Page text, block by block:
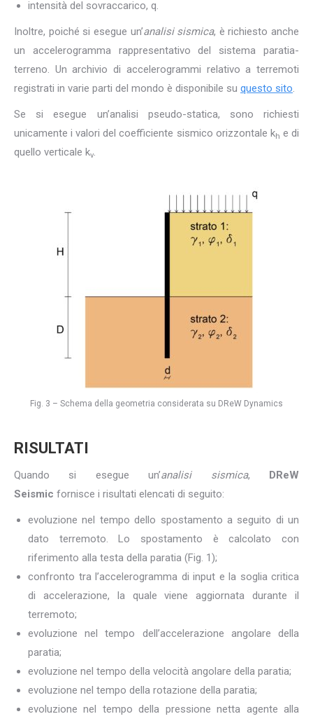
intensità del sovraccarico, q.
Inoltre, poiché si esegue un’analisi sismica, è richiesto anche
un accelerogramma rappresentativo del sistema paratia-
terreno. Un archivio di accelerogrammi relativo a terremoti
registrati in varie parti del mondo è disponibile su questo sito.
Se si esegue un’analisi pseudo-statica, sono richiesti
unicamente i valori del coefficiente sismico orizzontale kh e di
quello verticale kv.
Fig. 3 – Schema della geometria considerata su DReW Dynamics
RISULTATI
Quando si esegue un’analisi sismica, DReW
Seismic fornisce i risultati elencati di seguito:
evoluzione nel tempo dello spostamento a seguito di un
dato terremoto. Lo spostamento è calcolato con
riferimento alla testa della paratia (Fig. 1);
confronto tra l’accelerogramma di input e la soglia critica
di accelerazione, la quale viene aggiornata durante il
terremoto;
evoluzione nel tempo dell’accelerazione angolare della
paratia;
evoluzione nel tempo della velocità angolare della paratia;
evoluzione nel tempo della rotazione della paratia;
evoluzione nel tempo della pressione netta agente alla